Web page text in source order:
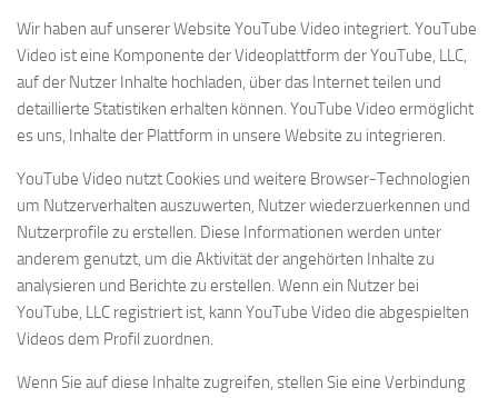
Wir haben auf unserer Website YouTube Video integriert. YouTube
Video ist eine Komponente der Videoplattform der YouTube, LLC,
auf der Nutzer Inhalte hochladen, über das Internet teilen und
detaillierte Statistiken erhalten können. YouTube Video ermöglicht
es uns, Inhalte der Plattform in unsere Website zu integrieren.
YouTube Video nutzt Cookies und weitere Browser-Technologien
um Nutzerverhalten auszuwerten, Nutzer wiederzuerkennen und
Nutzerprofile zu erstellen. Diese Informationen werden unter
anderem genutzt, um die Aktivität der angehörten Inhalte zu
analysieren und Berichte zu erstellen. Wenn ein Nutzer bei
YouTube, LLC registriert ist, kann YouTube Video die abgespielten
Videos dem Profil zuordnen.
Wenn Sie auf diese Inhalte zugreifen, stellen Sie eine Verbindung